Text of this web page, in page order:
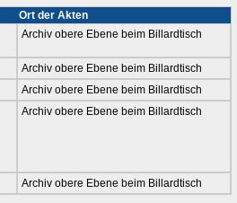
Ort der Akten
Archiv obere Ebene beim Billardtisch
Archiv obere Ebene beim Billardtisch
Archiv obere Ebene beim Billardtisch
Archiv obere Ebene beim Billardtisch
Archiv obere Ebene beim Billardtisch